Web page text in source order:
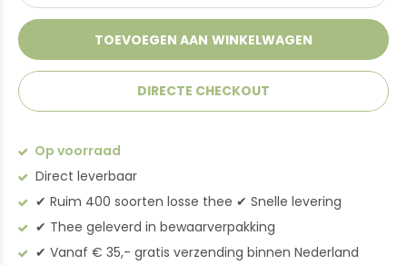
TOEVOEGEN AAN WINKELWAGEN
DIRECTE CHECKOUT
Op voorraad
Direct leverbaar
✔︎ Ruim 400 soorten losse thee ✔︎ Snelle levering
✔︎ Thee geleverd in bewaarverpakking
✔︎ Vanaf € 35,- gratis verzending binnen Nederland